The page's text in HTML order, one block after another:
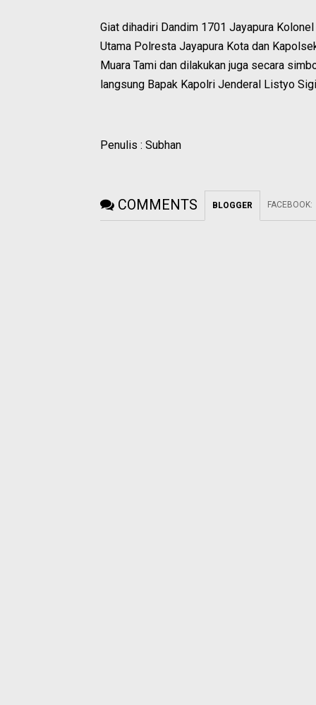
Giat dihadiri Dandim 1701 Jayapura
Utama Polresta Jayapura Kota dan
Muara Tami dan dilakukan juga secara
langsung Bapak Kapolri Jenderal Listyo
Penulis : Subhan
COMMENTS BLOGGER FACEBOOK: